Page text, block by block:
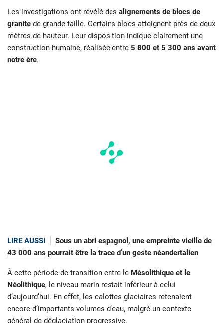
Les investigations ont révélé des alignements de blocs de
granite de grande taille. Certains blocs atteignent près de deux
mètres de hauteur. Leur disposition indique clairement une
construction humaine, réalisée entre 5 800 et 5 300 ans avant
notre ère.
LIRE AUSSI
Sous un abri espagnol, une empreinte vieille de
43 000 ans pourrait être la trace d’un geste néandertalien
À cette période de transition entre le Mésolithique et le
Néolithique, le niveau marin restait inférieur à celui
d’aujourd’hui. En effet, les calottes glaciaires retenaient
encore d’importants volumes d’eau, malgré un contexte
général de déglaciation progressive.